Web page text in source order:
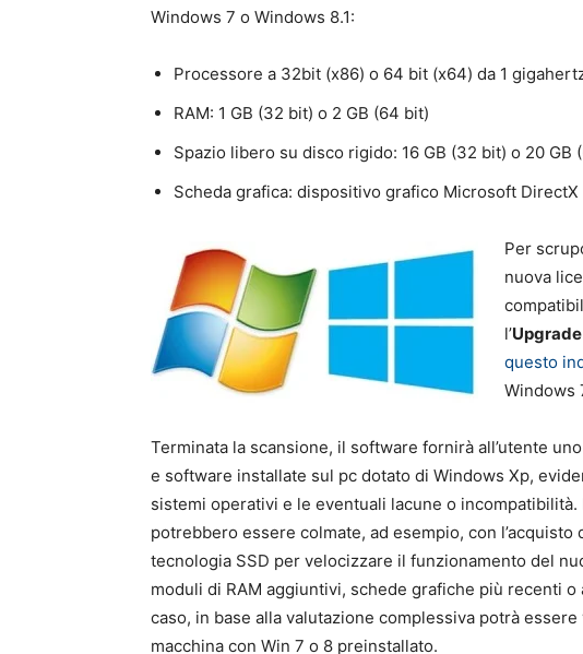
Windows 7 o Windows 8.1:
Processore a 32bit (x86) o 64 bit (x64) da 1
RAM: 1 GB (32 bit) o 2 GB (64 bit)
Spazio libero su disco rigido: 16 GB (32 bit) o 20 GB
Scheda grafica: dispositivo grafico Microsoft
Per
nuova
l’
questo
Windows
Terminata la scansione, il software fornirà all’utente
e software installate sul pc dotato di Windows Xp,
sistemi operativi e le eventuali lacune o
potrebbero essere colmate, ad esempio, con
tecnologia SSD per velocizzare il funzionamento del
moduli di RAM aggiuntivi, schede grafiche più recenti
caso, in base alla valutazione complessiva potrà
macchina con Win 7 o 8 preinstallato.